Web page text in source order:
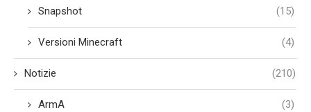
Snapshot (15)
Versioni Minecraft (4)
Notizie (210)
ArmA (3)